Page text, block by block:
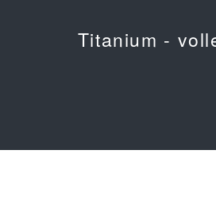
Titanium -